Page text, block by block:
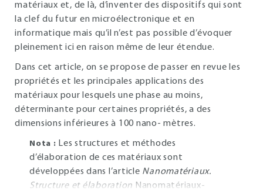
matériaux et, de là, d’inventer des dispositifs qui sont
la clef du futur en microélectronique et en
informatique mais qu’il n’est pas possible d’évoquer
pleinement ici en raison même de leur étendue.
Dans cet article, on se propose de passer en revue les
propriétés et les principales applications des
matériaux pour lesquels une phase au moins,
déterminante pour certaines propriétés, a des
dimensions inférieures à 100 nano- mètres.
Nota : Les structures et méthodes
d’élaboration de ces matériaux sont
développées dans l’article Nanomatériaux.
Structure et élaboration Nanomatériaux-